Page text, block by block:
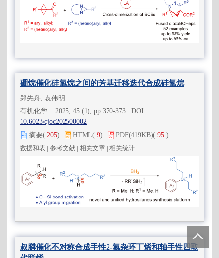
硼烷催化硅氢烷之间的芳基迁移迭代合成硅氢烷
郑先舟, 袁伟明
有机化学 2025, 45 (1), pp 370-373 DOI:
10.6023/cjoc202500002
摘要( 205) HTML( 9) PDF(419KB)( 95 )
数据和表 | 参考文献 | 相关文章 | 相关统计
叔膦催化不对称合成手性2-氮杂环丁烯和轴手性四取